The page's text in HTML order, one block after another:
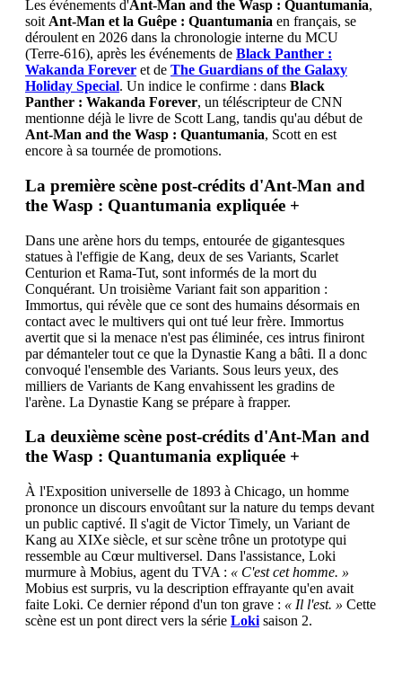
Les événements d'Ant-Man and the Wasp : Quantumania,
soit Ant-Man et la Guêpe : Quantumania en français, se
déroulent en 2026 dans la chronologie interne du MCU
(Terre-616), après les événements de Black Panther :
Wakanda Forever et de The Guardians of the Galaxy
Holiday Special. Un indice le confirme : dans Black
Panther : Wakanda Forever, un téléscripteur de CNN
mentionne déjà le livre de Scott Lang, tandis qu'au début de
Ant-Man and the Wasp : Quantumania, Scott en est
encore à sa tournée de promotions.
La première scène post-crédits d'Ant-Man and
the Wasp : Quantumania expliquée +
Dans une arène hors du temps, entourée de gigantesques
statues à l'effigie de Kang, deux de ses Variants, Scarlet
Centurion et Rama-Tut, sont informés de la mort du
Conquérant. Un troisième Variant fait son apparition :
Immortus, qui révèle que ce sont des humains désormais en
contact avec le multivers qui ont tué leur frère. Immortus
avertit que si la menace n'est pas éliminée, ces intrus finiront
par démanteler tout ce que la Dynastie Kang a bâti. Il a donc
convoqué l'ensemble des Variants. Sous leurs yeux, des
milliers de Variants de Kang envahissent les gradins de
l'arène. La Dynastie Kang se prépare à frapper.
La deuxième scène post-crédits d'Ant-Man and
the Wasp : Quantumania expliquée +
À l'Exposition universelle de 1893 à Chicago, un homme
prononce un discours envoûtant sur la nature du temps devant
un public captivé. Il s'agit de Victor Timely, un Variant de
Kang au XIXe siècle, et sur scène trône un prototype qui
ressemble au Cœur multiversel. Dans l'assistance, Loki
murmure à Mobius, agent du TVA : « C'est cet homme. »
Mobius est surpris, vu la description effrayante qu'en avait
faite Loki. Ce dernier répond d'un ton grave : « Il l'est. » Cette
scène est un pont direct vers la série Loki saison 2.